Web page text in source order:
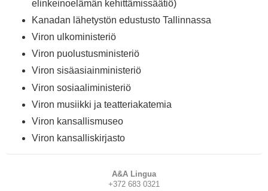
elinkeinoelämän kehittämissäätiö)
Kanadan lähetystön edustusto Tallinnassa
Viron ulkoministeriö
Viron puolustusministeriö
Viron sisäasiainministeriö
Viron sosiaaliministeriö
Viron musiikki ja teatteriakatemia
Viron kansallismuseo
Viron kansalliskirjasto
A&A Lingua
+372 683 0321